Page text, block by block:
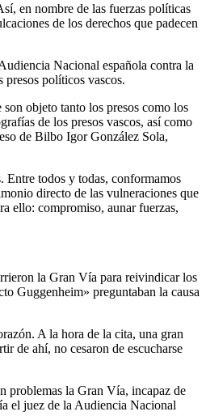
en nombre de las fuerzas políticas
de los derechos que padecen
Nacional española contra la
políticos vascos.
objeto tanto los presos como los
de los presos vascos, así como
de Bilbo Igor González Sola,
Entre todos y todas, conformamos
directo de las vulneraciones que
ello: compromiso, aunar fuerzas,
la Gran Vía para reivindicar los
Guggenheim» preguntaban la causa
A la hora de la cita, una gran
de ahí, no cesaron de escucharse
problemas la Gran Vía, incapaz de
el juez de la Audiencia Nacional